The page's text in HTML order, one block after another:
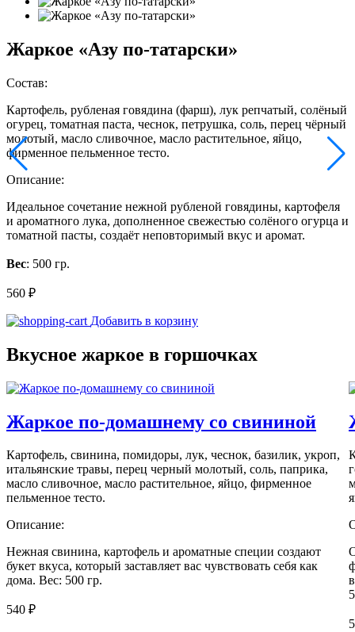
Жаркое «Азу по-татарски»
Состав:
Картофель, рубленая говядина (фарш), лук репчатый, солёный
огурец, томатная паста, чеснок, петрушка, соль, перец чёрный
молотый, масло сливочное, масло растительное, яйцо,
фирменное пельменное тесто.
Описание:
Идеальное сочетание нежной рубленой говядины, картофеля
и ароматного лука, дополненное свежестью солёного огурца и
томатной пасты, создаёт неповторимый вкус и аромат.
Вес: 500 гр.
560 ₽
Количество
Жаркое
«Азу
татарски»
Добавить в корзину
Вкусное жаркое в горшочках
Жаркое по-домашнему со свининой
Картофель, свинина, помидоры, лук, чеснок, базилик, укроп,
итальянские травы, перец черный молотый, соль, паприка,
масло сливочное, масло растительное, яйцо, фирменное
пельменное тесто.
Описание:
Нежная свинина, картофель и ароматные специи создают
букет вкуса, который заставляет вас чувствовать себя как
дома. Вес: 500 гр.
540 ₽